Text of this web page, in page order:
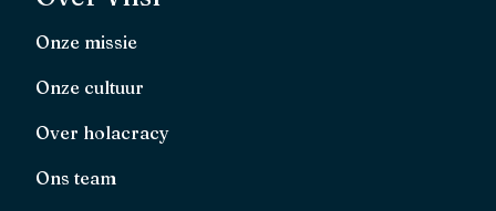
Onze missie
Onze cultuur
Over holacracy
Ons team